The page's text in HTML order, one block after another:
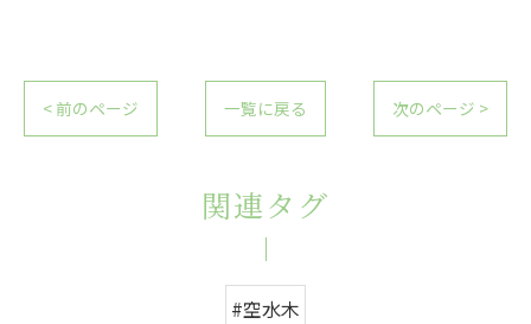
< 前のページ 一覧に戻る 次のページ >
関連タグ
#空水木